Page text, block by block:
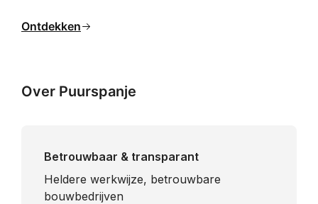
Ontdekken
Over Puurspanje
Betrouwbaar & transparant
Heldere werkwijze, betrouwbare
bouwbedrijven